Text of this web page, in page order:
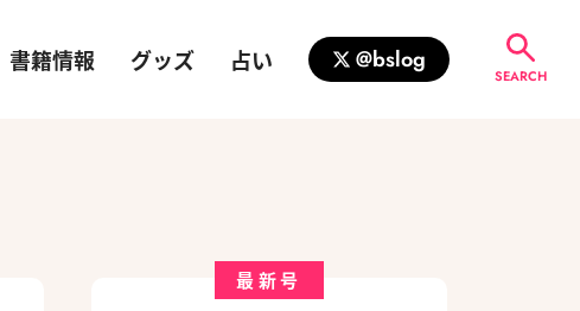
書籍情報 グッズ 占い @bslog
SEARCH
最新号